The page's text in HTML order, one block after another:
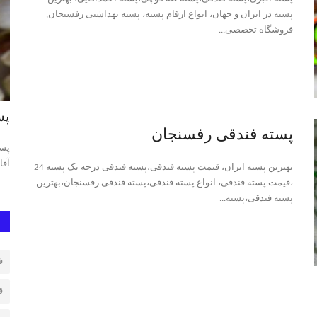
پسته در ایران و جهان، انواع ارقام پسته، پسته بهداشتی رفسنجان,
فروشگاه تخصصی...
پسته فندقی رفسنجان
بهترین پسته ایران، قیمت پسته فندقی،پسته فندقی درجه یک پسته 24
،قیمت پسته فندقی، انواع پسته فندقی،پسته فندقی رفسنجان،بهترین
پسته فندقی،پسته...
آقایی،قیمت پسته احمد...
پسته